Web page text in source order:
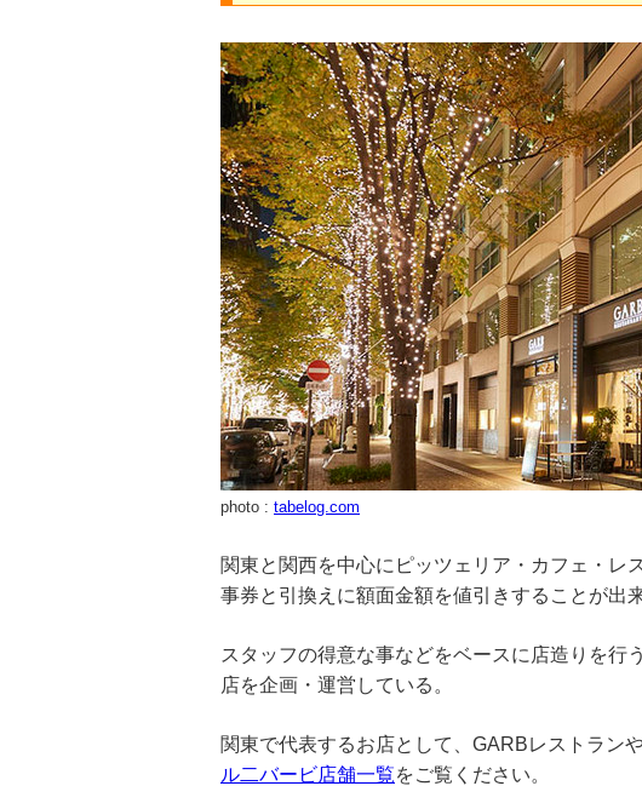
photo : tabelog.com
関東と関西を中心にピッツェリア・カフェ・レ
事券と引換えに額面金額を値引きすることが出来
スタッフの得意な事などをベースに店造りを行
店を企画・運営している。
関東で代表するお店として、GARBレストラン
ル二バービ店舗一覧をご覧ください。